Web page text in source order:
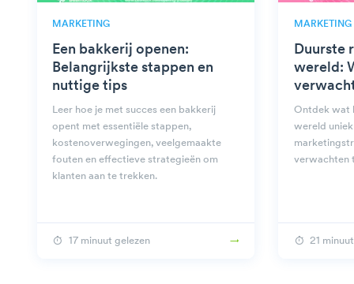
MARKETING
Een bakkerij openen:
Belangrijkste stappen en
nuttige tips
Leer hoe je met succes een bakkerij
opent met essentiële stappen,
kostenoverwegingen, veelgemaakte
fouten en effectieve strategieën om
klanten aan te trekken.
17 minuut gelezen
MARKETING
Duurste
wereld:
Ontdek wat
wereld
verwachten
21